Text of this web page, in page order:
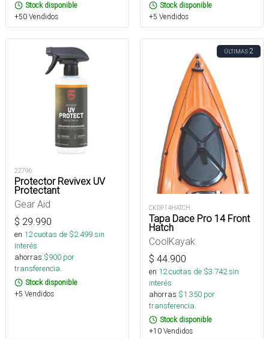
Stock disponible
+50 Vendidos
Stock disponible
+5 Vendidos
22796
Protector Revivex UV
Protectant
Gear Aid
$ 29.990
en 12cuotas de $2.499sin
interés
ahorras $900 por
transferencia.
Stock disponible
+5 Vendidos
ÚLTIMAS2
CKDP14HATCH
Tapa Dace Pro 14 Front
Hatch
CoolKayak
$ 44.900
en 12cuotas de $3.742sin
interés
ahorras $1.350 por
transferencia.
Stock disponible
+10 Vendidos